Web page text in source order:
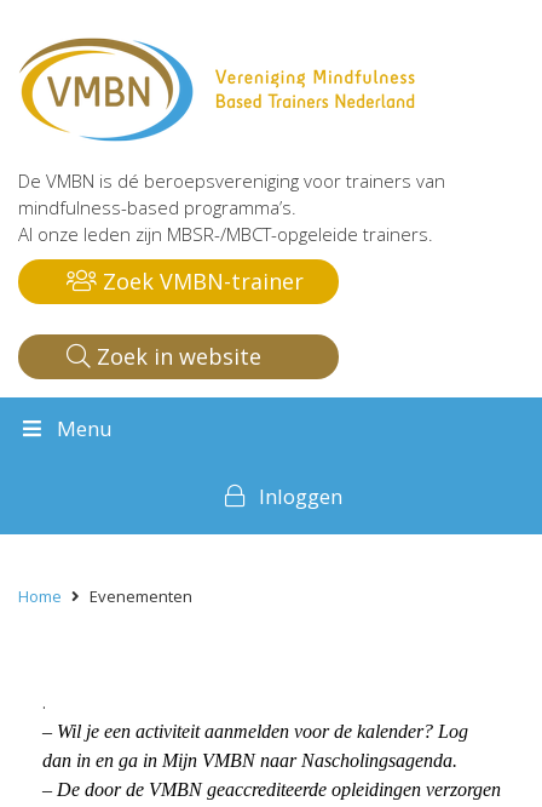
De VMBN is dé beroepsvereniging voor trainers van
mindfulness-based programma’s.
Al onze leden zijn MBSR-/MBCT-opgeleide trainers.
Zoek VMBN-trainer
Zoek in website
Menu
Inloggen
Home Evenementen
.
– Wil je een activiteit aanmelden voor de kalender? Log
dan in en ga in Mijn VMBN naar Nascholingsagenda.
– De door de VMBN geaccrediteerde opleidingen verzorgen